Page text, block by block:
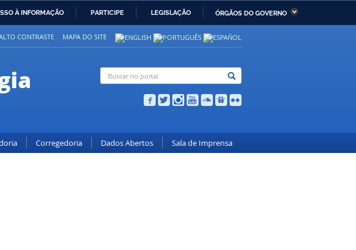
À INFORMAÇÃO PARTICIPE LEGISLAÇÃO ÓRGÃOS DO GOVERNO
Relações
Ministério da Economia Ministério da Infraestrutura
Comunicações
Ministério da Mulher, da
Secretaria-Geral
do Brasil Planalto
MAPA DO SITE
CONTRASTE
Corregedoria Dados Abertos Sala de Imprensa